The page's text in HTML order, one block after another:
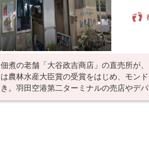
佃煮の老舗「大谷政吉商店」の直売所が
は農林水産大臣賞の受賞をはじめ、モン
き。羽田空港第二ターミナルの売店やデ